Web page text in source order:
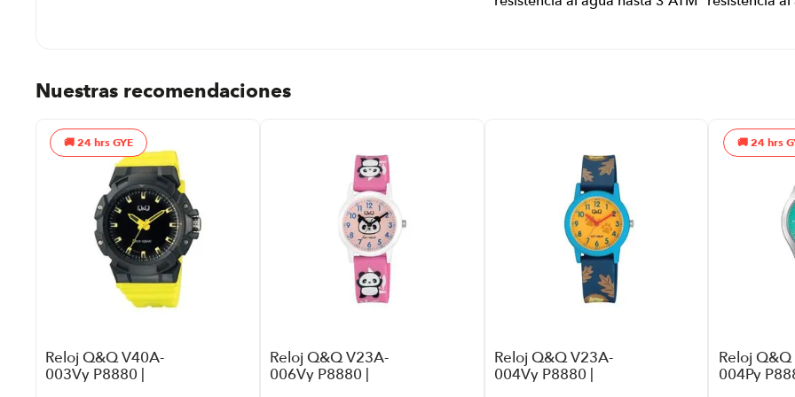
Nuestras recomendaciones
24 hrs GYE
Reloj Q&Q V40A-
003Vy P8880 |
Reloj Q&Q V23A-
006Vy P8880 |
Reloj Q&Q V23A-
004Vy P8880 |
24 hrs
Reloj
004Py